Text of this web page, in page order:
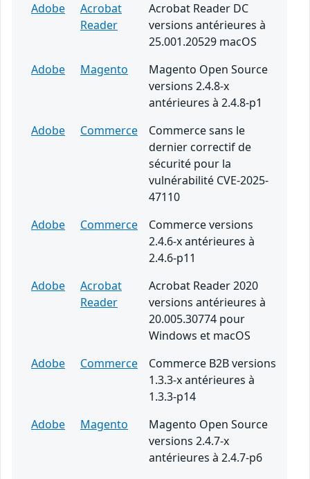
Adobe
Acrobat
Reader
Acrobat Reader DC
versions antérieures à
25.001.20529 macOS
Adobe
Magento
Magento Open Source
versions 2.4.8-x
antérieures à 2.4.8-p1
Adobe
Commerce
Commerce sans le
dernier correctif de
sécurité pour la
vulnérabilité CVE-2025-
47110
Adobe
Commerce
Commerce versions
2.4.6-x antérieures à
2.4.6-p11
Adobe
Acrobat
Reader
Acrobat Reader 2020
versions antérieures à
20.005.30774 pour
Windows et macOS
Adobe
Commerce
Commerce B2B versions
1.3.3-x antérieures à
1.3.3-p14
Adobe
Magento
Magento Open Source
versions 2.4.7-x
antérieures à 2.4.7-p6